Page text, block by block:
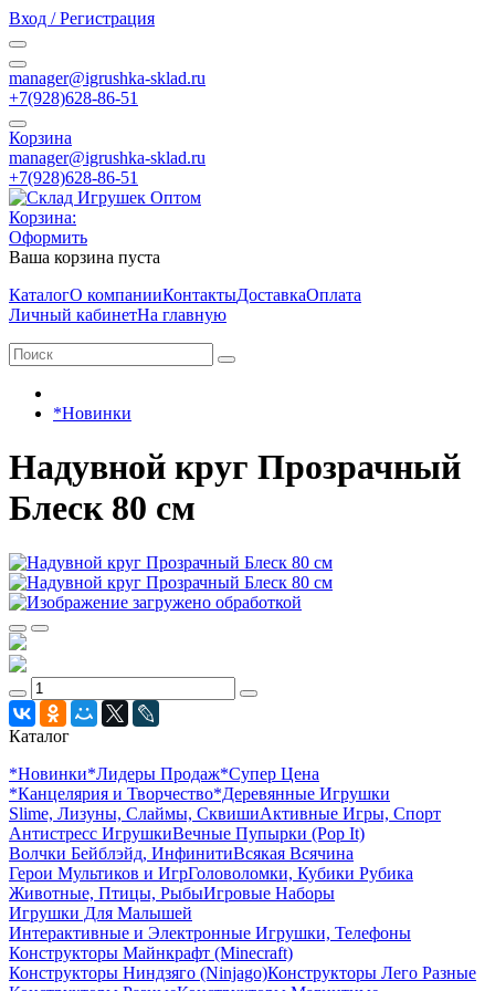
Вход / Регистрация
manager@igrushka-sklad.ru
+7(928)628-86-51
Корзина
manager@igrushka-sklad.ru
+7(928)628-86-51
Корзина:
Оформить
Ваша корзина пуста
КаталогО компанииКонтактыДоставкаОплата
Личный кабинетНа главную
*Новинки
Надувной круг Прозрачный
Блеск 80 см
Каталог
*Новинки*Лидеры Продаж*Супер Цена
*Канцелярия и Творчество*Деревянные Игрушки
Slime, Лизуны, Слаймы, СквишиАктивные Игры, Спорт
Антистресс ИгрушкиВечные Пупырки (Pop It)
Волчки Бейблэйд, ИнфинитиВсякая Всячина
Герои Мультиков и ИгрГоловоломки, Кубики Рубика
Животные, Птицы, РыбыИгровые Наборы
Игрушки Для Малышей
Интерактивные и Электронные Игрушки, Телефоны
Конструкторы Майнкрафт (Minecraft)
Конструкторы Ниндзяго (Ninjago)Конструкторы Лего Разные